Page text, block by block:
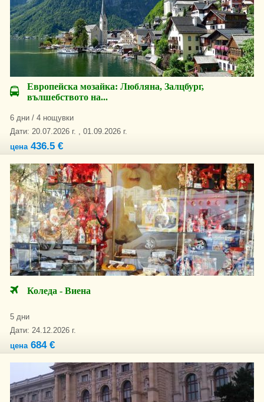
Европейска мозайка: Любляна, Залцбург,
вълшебството на...
6 дни / 4 нощувки
Дати: 20.07.2026 г. , 01.09.2026 г.
цена436.5 €
Коледа - Виена
5 дни
Дати: 24.12.2026 г.
цена684 €